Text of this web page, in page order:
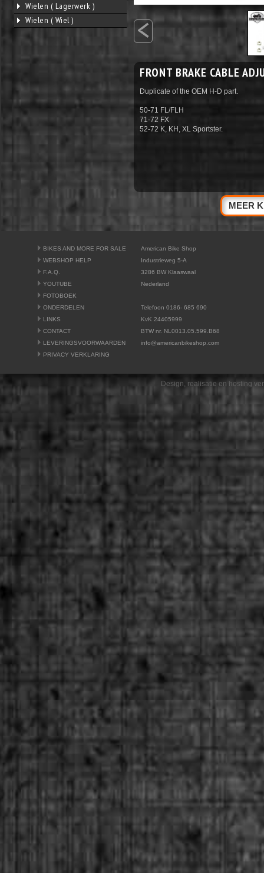
Wielen ( Lagerwerk )
Wielen ( Wiel )
<
FRONT BRAKE CABLE
Duplicate of the OEM H-D part.
50-71 FL/FLH
71-72 FX
52-72 K, KH, XL Sportster.
MEER
BIKES AND MORE FOR SALE
WEBSHOP HELP
F.A.Q.
YOUTUBE
FOTOBOEK
ONDERDELEN
LINKS
CONTACT
LEVERINGSVOORWAARDEN
PRIVACY VERKLARING
American Bike Shop
Industrieweg 5-A
3286 BW Klaaswaal
Nederland
Telefoon 0186- 685 690
KvK 24405999
BTW nr. NL0013.05.599.B68
info@americanbikeshop.com
Design, realisatie en hosting